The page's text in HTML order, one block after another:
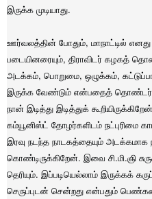
இருக்க முடியாது.
ஊர்வலத்தின் போதும், மாநாட்டில்
படையினரையும், திராவிடர் கழகத்
அடக்கம், பொறுமை, ஒழுக்கம்,
இருக்க வேண்டும் என்பதைத்
நான் இடித்து இடித்துக்
கம்யூனிஸ்ட் தோழர்களிடம் நட்புரிமை
இரவு நடந்த நாடகத்தையும்
கொண்டிருக்கிறேன். இவை சி.மி.ஞி
தெரியும். இப்படியெல்லாம் இருக்கக்
செருப்புடன் சென்றது என்பதும்